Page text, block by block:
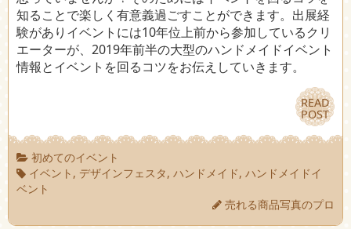
知ることで楽しく有意義過ごすことができます。出展経
験がありイベントには10年位上前から参加しているクリ
エーターが、2019年前半の大型のハンドメイドイベント
情報とイベントを回るコツをお伝えしていきます。
READ
POST
READ
POST
初めてのイベント
イベント ,デザインフェスタ,ハンドメイド,ハンドメイドイ
ベント
売れる商品写真のプロ